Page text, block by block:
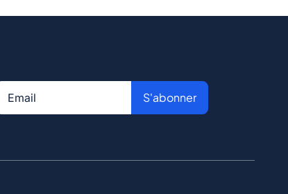
S'abonner